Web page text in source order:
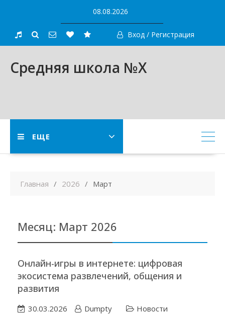
content
08.08.2026
Вход / Регистрация
Средняя школа №X
ЕЩЕ
Главная 2026 Март
Месяц: Март 2026
Онлайн-игры в интернете: цифровая
экосистема развлечений, общения и
развития
30.03.2026 Dumpty
Новости